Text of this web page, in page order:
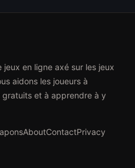
jeux en ligne axé sur les jeux
aidons les joueurs à
et à apprendre à y
AboutContactPrivacy